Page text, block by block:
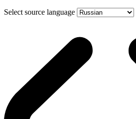
Select source language